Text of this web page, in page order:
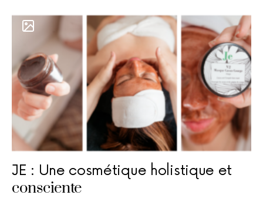
JE : Une cosmétique holistique et
consciente